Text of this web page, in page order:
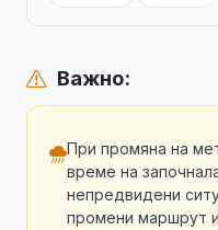
Важно:
При промяна на
време на
непредвидени
промени маршрут